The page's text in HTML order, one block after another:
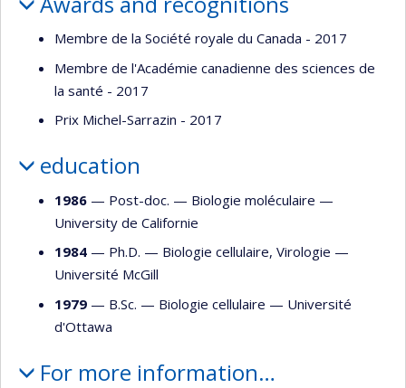
Membre de la Société royale du Canada - 2017
Membre de l'Académie canadienne des sciences de
la santé - 2017
Prix Michel-Sarrazin - 2017
education
1986 — Post-doc. — Biologie moléculaire —
University de Californie
1984 — Ph.D. — Biologie cellulaire, Virologie —
Université McGill
1979 — B.Sc. — Biologie cellulaire — Université
d'Ottawa
For more information…